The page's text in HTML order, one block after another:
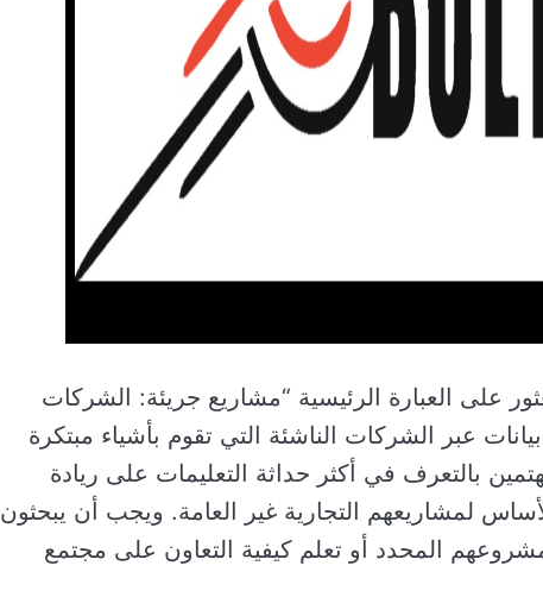
على العبارة الرئيسية “مشاريع جريئة: الشركات
عبر الشركات الناشئة التي تقوم بأشياء مبتكرة
بالتعرف في أكثر حداثة التعليمات على ريادة
لمشاريعهم التجارية غير العامة. ويجب أن يبحثون
المحدد أو تعلم كيفية التعاون على مجتمع